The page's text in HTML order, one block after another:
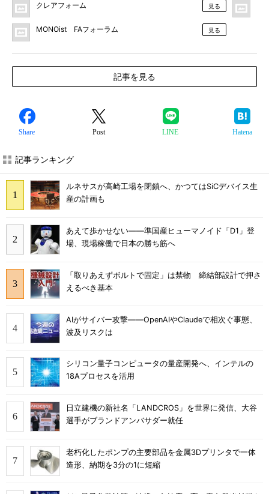
クレアフォーム 見る
MONOist FAフォーラム 見る
記事を見る
Share Post LINE Hatena
記事ランキング
ルネサスが高崎工場を閉鎖へ、かつてはSiCデバイス生
産の計画も
あえて歩かせない――準国産ヒューマノイド「D1」登
場、現場稼働で日本の勝ち筋へ
「取りあえずボルトで固定」は禁物 締結部設計で押さ
えるべき基本
AIがサイバー攻撃――OpenAIやClaudeで相次ぐ事態、
波及リスクは
シリコン量子コンピュータの量産開発へ、インテルの
18Aプロセスを活用
日立建機の新社名「LANDCROS」を世界に発信、大谷
選手がブランドアンバサダー就任
老朽化したポンプの主要部品を金属3Dプリンタで一体
造形、納期を3分の1に短縮